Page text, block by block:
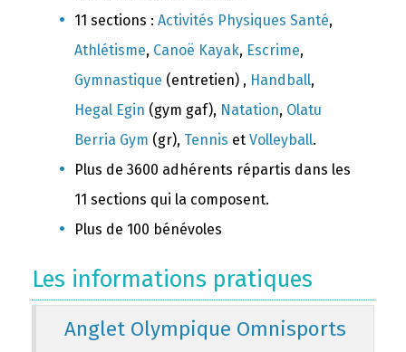
11 sections : Activités Physiques Santé,
Athlétisme, Canoë Kayak, Escrime,
Gymnastique (entretien) , Handball,
Hegal Egin (gym gaf), Natation, Olatu
Berria Gym (gr), Tennis et Volleyball.
Plus de 3600 adhérents répartis dans les
11 sections qui la composent.
Plus de 100 bénévoles
Les informations pratiques
Anglet Olympique Omnisports